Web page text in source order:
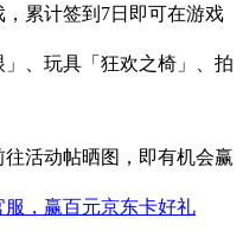
累计签到7日即可在游戏
、玩具「狂欢之椅」、拍
活动帖晒图，即有机会赢
，赢百元京东卡好礼